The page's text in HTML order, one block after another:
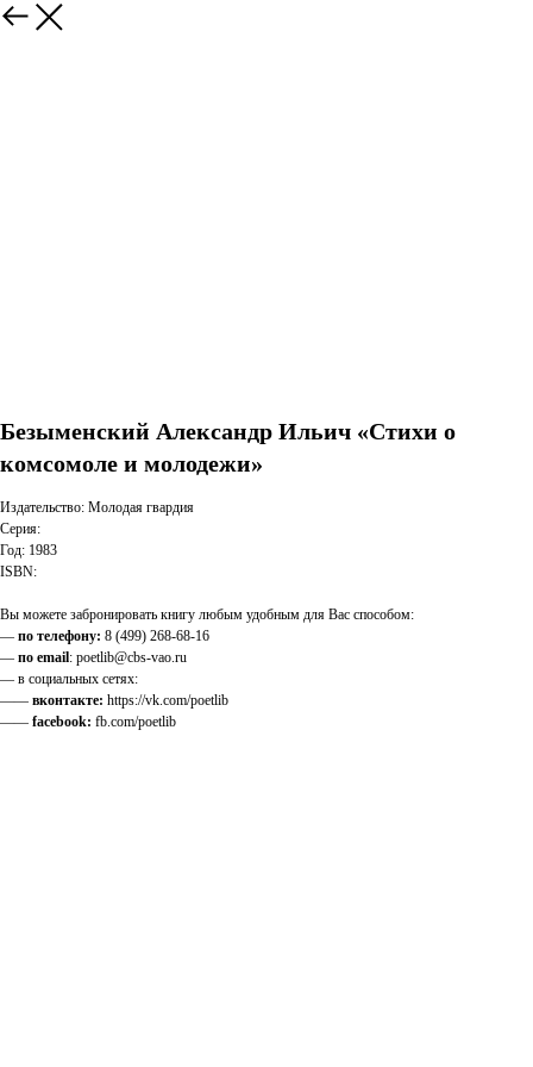
Безыменский Александр Ильич «Стихи о
комсомоле и молодежи»
Издательство: Молодая гвардия
Серия:
Год: 1983
ISBN:
Вы можете забронировать книгу любым удобным для Вас способом:
— по телефону: 8 (499) 268-68-16
— по email: poetlib@cbs-vao.ru
— в социальных сетях:
—— вконтакте: https://vk.com/poetlib
—— facebook: fb.com/poetlib